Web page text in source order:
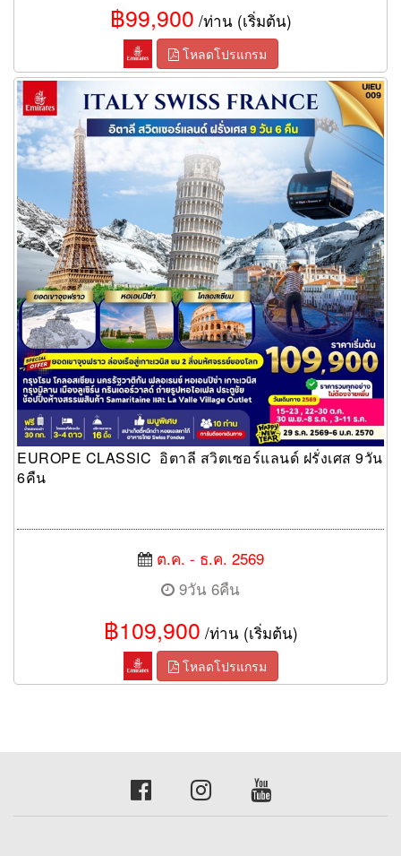
฿99,900 /ท่าน (เริ่มต้น)
โหลดโปรแกรม
EUROPE CLASSIC อิตาลี สวิตเซอร์แลนด์ ฝรั่งเศส 9วัน 6คืน
EUROPE CLASSIC อิตาลี สวิตเซอร์แลนด์ ฝรั่งเศส 9วัน
6คืน
ต.ค. - ธ.ค. 2569
9วัน 6คืน
฿109,900 /ท่าน (เริ่มต้น)
โหลดโปรแกรม